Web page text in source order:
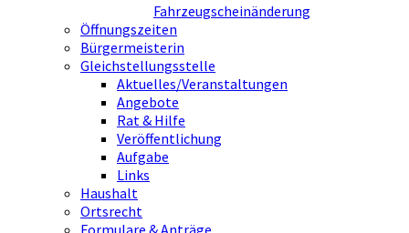
Fahrzeugscheinänderung
Öffnungszeiten
Bürgermeisterin
Gleichstellungsstelle
Aktuelles/Veranstaltungen
Angebote
Rat & Hilfe
Veröffentlichung
Aufgabe
Links
Haushalt
Ortsrecht
Formulare & Anträge